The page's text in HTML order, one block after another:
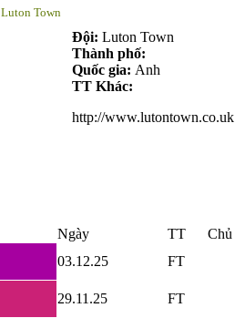
Luton Town
Đội: Luton Town
Thành phố:
Quốc gia: Anh
TT Khác:
http://www.lutontown.co.uk
Ngày TT Chủ
03.12.25 FT
29.11.25 FT